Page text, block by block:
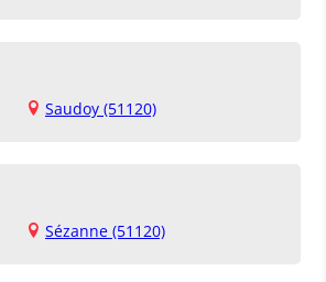
Saudoy (51120)
Sézanne (51120)